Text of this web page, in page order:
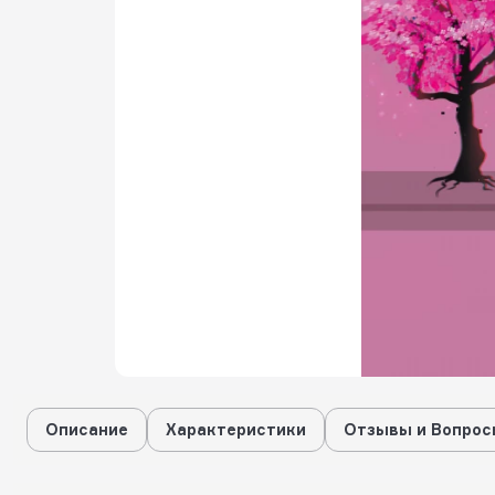
Описание Характеристики Отзывы и